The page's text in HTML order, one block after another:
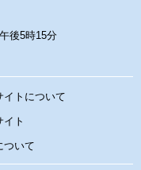
後5時15分
イトについて
イト
ついて